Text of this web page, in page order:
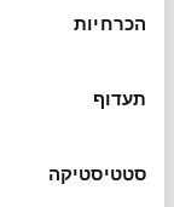
הסכמה
הכרחיות
תעדוף
סטטיסטיקה
מועלם רואי חשבון